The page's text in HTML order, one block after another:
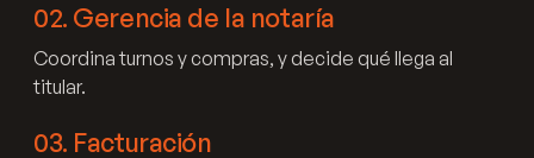
02. Gerencia de la notaría
Coordina turnos y compras, y decide qué llega al
titular.
03. Facturación